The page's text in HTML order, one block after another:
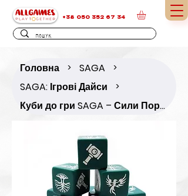
+38 050 352 67 34
Головна > SAGA >
SAGA: Ігрові Дайси >
Куби до гри SAGA – Сили Порядку